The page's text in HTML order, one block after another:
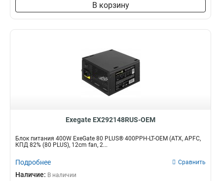
В корзину
Exegate EX292148RUS-OEM
Блок питания 400W ExeGate 80 PLUS® 400PPH-LT-OEM (ATX, APFC,
КПД 82% (80 PLUS), 12cm fan, 2...
Подробнее Сравнить
Наличие: В наличии